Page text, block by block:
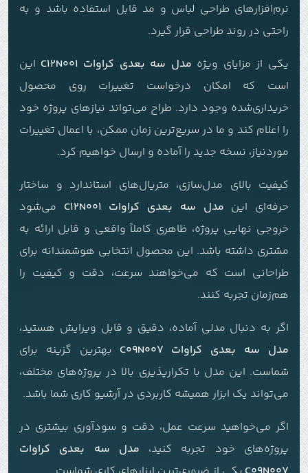
نرم‌افزارهای طراحی لباس و مد قابل استفاده باشد و به
راحتی در روند طراحی قرار گیرد.
یکی از مزایای ویژه مدل سه بعدی کراوات C12N001
این
است که امکان درخواست تغییرات روی محصول
خریداری‌شده وجود دارد. طراح می‌تواند نیازهای پروژه خود
را اعلام کند و ما در سریع‌ترین زمان ممکن، با اعمال تغییرات
موردنیاز، نسخه جدید را آماده و ارسال خواهیم کرد.
کیفیت بالای مدل‌سازی، متریال‌های استاندارد و ساختار
حرفه‌ای این مدل سه بعدی کراوات C12N001
می‌شود
خروجی نهایی پروژه، ظاهری کاملاً واقعی و قابل ارائه به
مشتری داشته باشد. این محصول انتخابی هوشمندانه برای
طراحانی است که می‌خواهند سرعت، دقت و کیفیت را
هم‌زمان تجربه کنند.
اگر به دنبال مدلی آماده، دقیق و قابل ویرایش هستید،
مدل سه بعدی کراوات C09N007
بهترین گزینه برای
شماست. این مدل با تکرارپذیری بالا در پروژه‌های مختلف،
می‌تواند یک ابزار همیشه کاربردی در آرشیو کاری شما باشد.
اگر می‌خواهید سرعت عمل، دقت و سودآوری بیشتری در
پروژه‌های خود تجربه کنید، مدل سه بعدی کراوات